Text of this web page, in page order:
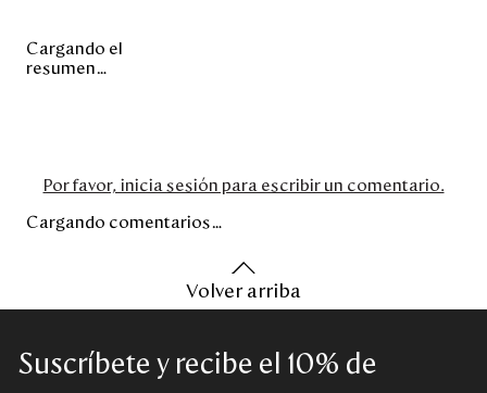
Cargando el
resumen…
Por favor, inicia sesión para escribir un comentario.
Cargando comentarios…
Volver arriba
Suscríbete y recibe el 10% de